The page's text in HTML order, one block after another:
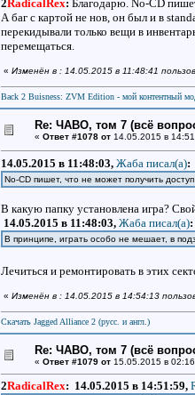
2RadicalRex: Благодарю. No-CD
А баг с картой не нов, он был и в
перекидывали только вещи в
перемещаться.
« Изменён в : 14.05.2015 в 11:48:41
Back 2 Buisness: ZVM Edition - мой контентный
Re: ЧАВО, том 7 (всё
« Ответ #1078 от14.05.2015 в
14.05.2015 в 11:48:03, Жаба писал(a):
No-CD пишет, что не может получить
В какую папку установлена игра?
14.05.2015 в 11:48:03, Жаба писал(a):
В принципе, играть особо не мешает, в
Лечиться и ремонтировать в этих
« Изменён в : 14.05.2015 в 14:54:13
Скачать Jagged Alliance 2 (русс. и англ.)
Re: ЧАВО, том 7 (всё
« Ответ #1079 от15.05.2015 в
2RadicalRex: 14.05.2015 в 14:51:59,